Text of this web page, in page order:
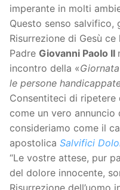
imperante in molti
Questo senso salvifico,
Risurrezione di Gesù
Padre Giovanni Paolo II
incontro della «
le persone
Consentiteci di
come un vero
consideriamo come il
apostolica Salvifici
“Le vostre attese, pur
del dolore innocente,
Risurrezione dell’uomo